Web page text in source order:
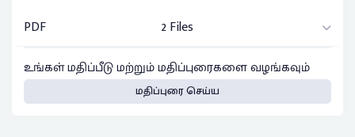
PDF
2 Files
உங்கள் மதிப்பீடு மற்றும் மதிப்புரைகளை வழங்கவும்
மதிப்புரை செய்ய